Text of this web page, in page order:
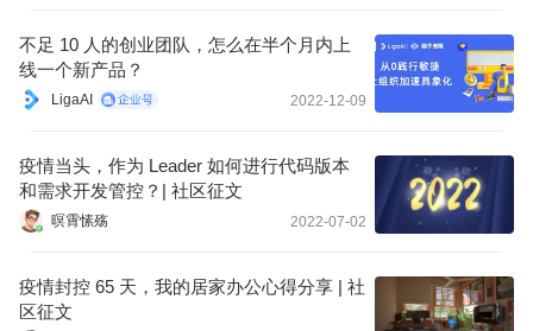
不足 10 人的创业团队，怎么在半个月内上
线一个新产品？
LigaAI 2022-12-09
疫情当头，作为 Leader 如何进行代码版本
和需求开发管控？| 社区征文
暝霄愫殇 2022-07-02
疫情封控 65 天，我的居家办公心得分享 | 社
区征文